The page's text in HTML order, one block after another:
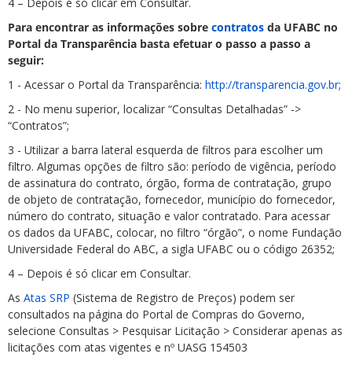
Para encontrar as informações sobre contratos da UFABC no
Portal da Transparência basta efetuar o passo a passo a
seguir:
1 - Acessar o Portal da Transparência: http://transparencia.gov.br;
2 - No menu superior, localizar “Consultas Detalhadas” ->
“Contratos”;
3 - Utilizar a barra lateral esquerda de filtros para escolher um
filtro. Algumas opções de filtro são: período de vigência, período
de assinatura do contrato, órgão, forma de contratação, grupo
de objeto de contratação, fornecedor, município do fornecedor,
número do contrato, situação e valor contratado. Para acessar
os dados da UFABC, colocar, no filtro “órgão”, o nome Fundação
Universidade Federal do ABC, a sigla UFABC ou o código 26352;
4 – Depois é só clicar em Consultar.
As Atas SRP (Sistema de Registro de Preços) podem ser
consultados na página do Portal de Compras do Governo,
selecione Consultas > Pesquisar Licitação > Considerar apenas as
licitações com atas vigentes e nº UASG 154503